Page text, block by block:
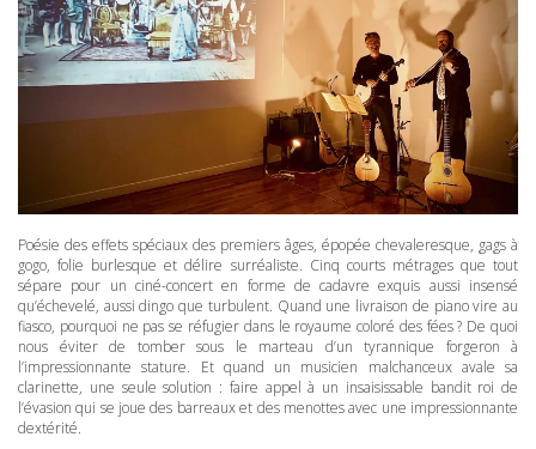
Poésie des effets spéciaux des premiers âges, épopée chevaleresque, gags à
gogo, folie burlesque et délire surréaliste. Cinq courts métrages que tout
sépare pour un ciné-concert en forme de cadavre exquis aussi insensé
qu’échevelé, aussi dingo que turbulent. Quand une livraison de piano vire au
fiasco, pourquoi ne pas se réfugier dans le royaume coloré des fées ? De quoi
nous éviter de tomber sous le marteau d’un tyrannique forgeron à
l’impressionnante stature. Et quand un musicien malchanceux avale sa
clarinette, une seule solution : faire appel à un insaisissable bandit roi de
l’évasion qui se joue des barreaux et des menottes avec une impressionnante
dextérité.